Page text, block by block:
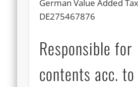
German Value Added
DE275467876
Responsible for
contents acc. to